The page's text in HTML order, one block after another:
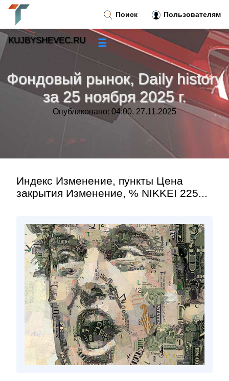
Фондовый рынок, Daily history
за 25 ноября 2025 г.
Опубликовано: 04:00, 27.11.2025
Индекс Изменение, пункты Цена
закрытия Изменение, % NIKKEI 225...
Поиск Пользователям
KUJBYSHEVEC.RU ☰
»
Тренды новостей »
»
Контакт»